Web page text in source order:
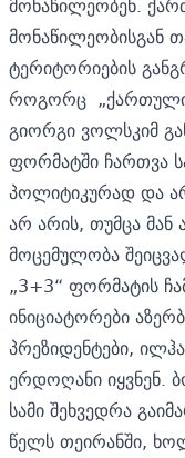
მონაწილეობისგან
ტერიტორიების
როგორც
გიორგი ვოლსკიმ
ფორმატში ჩართვა
პოლიტიკურად და
არ არის, თუმცა
მოცემულობა
„3+3“ ფორმატის
ინიციატორები
პრეზიდენტები,
ერდოღანი იყვნენ.
სამი შეხვედრა
წელს თეირანში,